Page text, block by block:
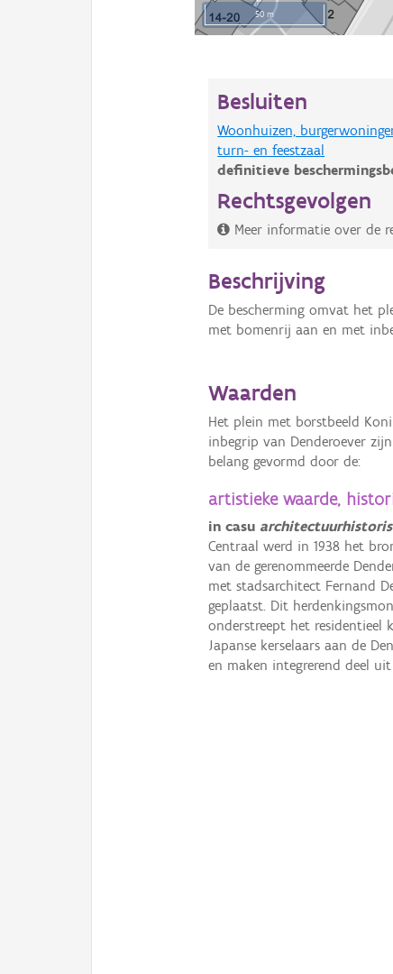
50 m
Besluiten
Woonhuizen,
turn- en feestzaal
definitieve
Rechtsgevolgen
Meer informatie over de
Beschrijving
De bescherming omvat het
met bomenrij aan en met
Waarden
Het plein met borstbeeld
inbegrip van Denderoever
belang gevormd door de:
artistieke waarde,
in casu
Centraal werd in 1938 het
van de gerenommeerde
met stadsarchitect Fernand
geplaatst. Dit
onderstreept het residentieel
Japanse kerselaars aan de
en maken integrerend deel